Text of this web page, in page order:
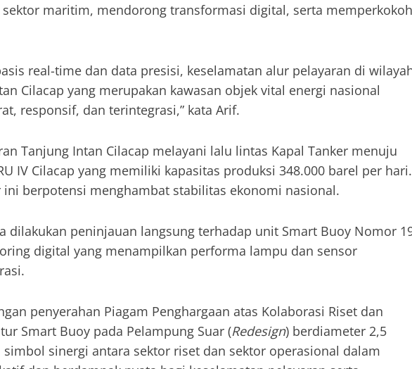
maritim, mendorong transformasi digital, serta memperkokoh
real-time dan data presisi, keselamatan alur pelayaran di
Cilacap yang merupakan kawasan objek vital energi nasional
responsif, dan terintegrasi,” kata Arif.
Tanjung Intan Cilacap melayani lalu lintas Kapal Tanker menuju
IV Cilacap yang memiliki kapasitas produksi 348.000 barel per hari.
ini berpotensi menghambat stabilitas ekonomi nasional.
dilakukan peninjauan langsung terhadap unit Smart Buoy Nomor
digital yang menampilkan performa lampu dan sensor
penyerahan Piagam Penghargaan atas Kolaborasi Riset dan
Smart Buoy pada Pelampung Suar (Redesign) berdiameter 2,5
sinergi antara sektor riset dan sektor operasional dalam